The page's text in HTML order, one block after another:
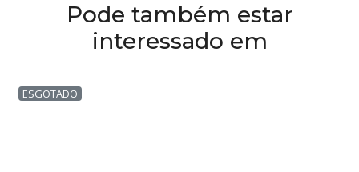
Pode também estar
interessado em
ESGOTADO